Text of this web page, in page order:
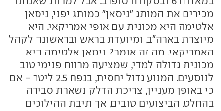
מכירים את המותג "ניסאן" כמותג יפני, ניסאן
אלטימה היא מכונית עם אופי אמריקאי. היא
מיוצרת בארה"ב, ומיועדת בראש ובראשונה לקהל
האמריקאי. מה זה אומר? ניסאן אלטימה היא
מכונית גדולה למדי, שמציעה מרווח פנימי טוב
לנוסעים. המנוע גדול יחסית, בנפח 2.5 ליטר - אם
כי באופן מעניין, צריכת הדלק נשארת סבירה
בהחלט. הביצועים טובים, אך תיבת ההילוכים